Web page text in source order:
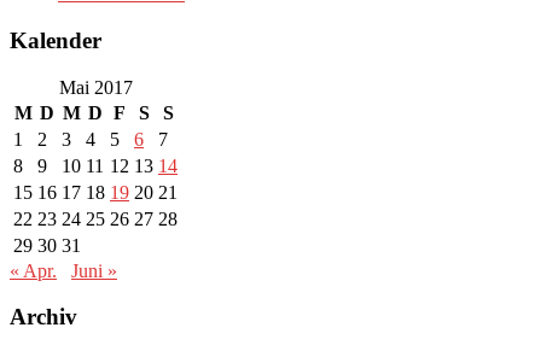
Kalender
Mai 2017
M D M D F S
S
1
2 3 4 5 6
7
8
9 10 11 12 13 14
15 16 17 18 19 20 21
22 23 24 25 26 27 28
29 30 31
« Apr.
Juni »
Archiv